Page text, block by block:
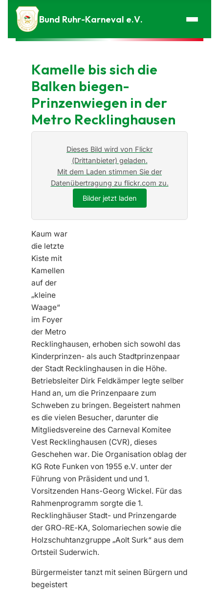
Zum Inhalt springen
Bund Ruhr-Karneval e.V.
Kamelle bis sich die
Balken biegen-
Prinzenwiegen in der
Metro Recklinghausen
Dieses Bild wird von Flickr
(Drittanbieter) geladen.
Mit dem Laden stimmen Sie der
Datenübertragung zu flickr.com zu.
Bilder jetzt laden
Kaum war
die letzte
Kiste mit
Kamellen
auf der
„kleine
Waage“
im Foyer
der Metro
Recklinghausen, erhoben sich sowohl das
Kinderprinzen- als auch Stadtprinzenpaar
der Stadt Recklinghausen in die Höhe.
Betriebsleiter Dirk Feldkämper legte selber
Hand an, um die Prinzenpaare zum
Schweben zu bringen. Begeistert nahmen
es die vielen Besucher, darunter die
Mitgliedsvereine des Carneval Komitee
Vest Recklinghausen (CVR), dieses
Geschehen war. Die Organisation oblag der
KG Rote Funken von 1955 e.V. unter der
Führung von Präsident und und 1.
Vorsitzenden Hans-Georg Wickel. Für das
Rahmenprogramm sorgte die 1.
Recklinghäuser Stadt- und Prinzengarde
der GRO-RE-KA, Solomariechen sowie die
Holzschuhtanzgruppe „Aolt Surk“ aus dem
Ortsteil Suderwich.
Bürgermeister tanzt mit seinen Bürgern und
begeistert